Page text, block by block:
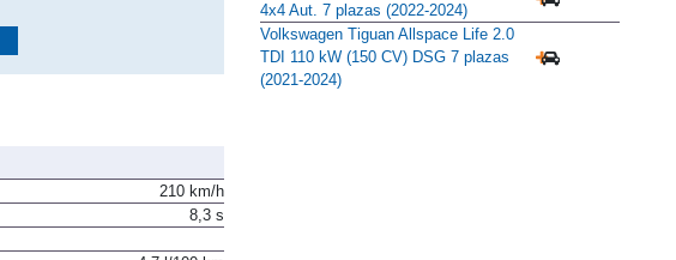
210 km/h
8,3 s
4x4 Aut. 7 plazas (2022-2024)
Volkswagen Tiguan Allspace Life 2.0
TDI 110 kW (150 CV) DSG 7 plazas
(2021-2024)